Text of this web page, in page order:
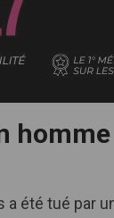
a été tué par